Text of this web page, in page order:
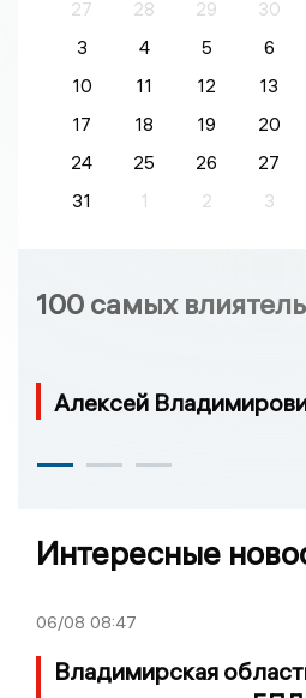
27 28 29 30
3
4 5 6
10
11 12 13
17
18 19 20
24
25 26 27
31
1 2 3
100 самых
Алексей
Интересные
06/08 08:47
Владимирская